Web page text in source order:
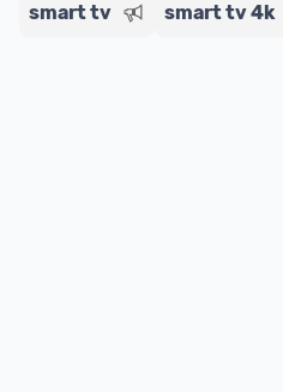
smart tv
smart tv 4k